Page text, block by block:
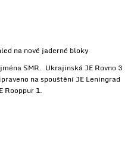
na nové jaderné bloky
SMR. Ukrajinská JE Rovno 3
na spouštění JE Leningrad
Rooppur 1.